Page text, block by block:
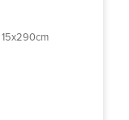
15x290cm